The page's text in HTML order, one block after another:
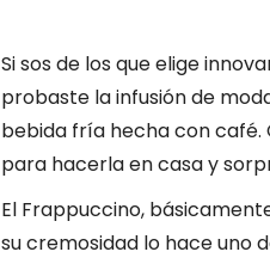
Si sos de los que elige
probaste la infusión de
bebida fría hecha con
para hacerla en casa y
El Frappuccino,
su cremosidad lo hace uno